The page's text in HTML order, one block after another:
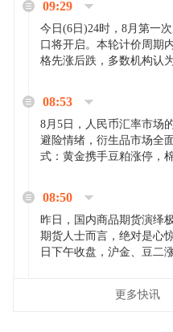
家好货依旧惜售挺...
09:29
今日(6日)24时，8月第一
口将开启。本轮计价周期
格先涨后跌，多数机构认
08:53
8月5日，人民币汇率市场
避险情绪，衍生品市场全
式：黄金携手豆粕涨停，
场来看，汇率波动...
08:50
昨日，国内商品期货演绎
期货人士而言，绝对是心
日下午收盘，沪金、豆二
[imgnobrwh] src=...更多快讯